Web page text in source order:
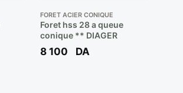
FORET ACIER CONIQUE
Foret hss 28 a queue
conique ** DIAGER
8 100 DA